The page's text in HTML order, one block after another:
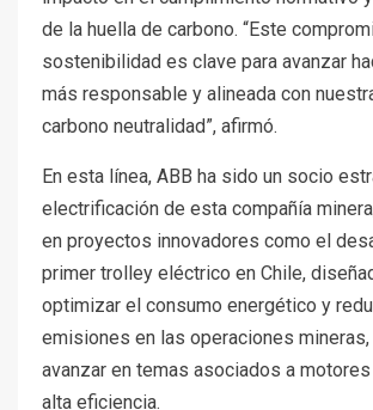
de la huella de carbono. “Este
sostenibilidad es clave para avanzar
más responsable y alineada con
carbono neutralidad”, afirmó.
En esta línea, ABB ha sido un socio
electrificación de esta compañía
en proyectos innovadores como el
primer trolley eléctrico en Chile,
optimizar el consumo energético y
emisiones en las operaciones
avanzar en temas asociados a
alta eficiencia.